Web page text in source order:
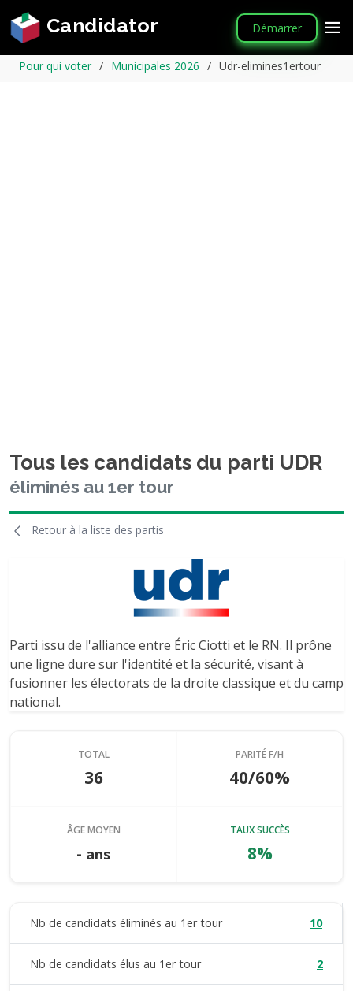
Candidator Démarrer
Pour qui voter Municipales 2026 Udr-elimines1ertour
Tous les candidats du parti UDR
éliminés au 1er tour
Retour à la liste des partis
Parti issu de l'alliance entre Éric Ciotti et le RN. Il prône
une ligne dure sur l'identité et la sécurité, visant à
fusionner les électorats de la droite classique et du camp
national.
TOTAL
36
PARITÉ F/H
40/60%
ÂGE MOYEN
- ans
TAUX SUCCÈS
8%
Nb de candidats éliminés au 1er tour 10
Nb de candidats élus au 1er tour 2